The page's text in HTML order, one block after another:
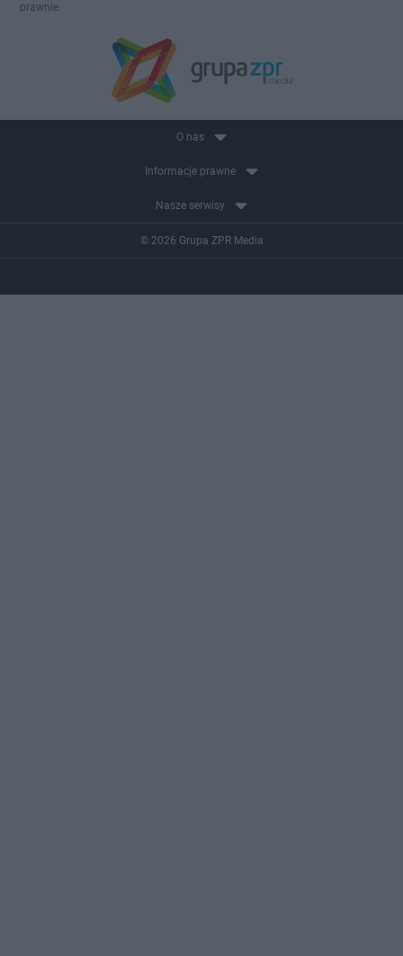
prawnie.
O nas
Informacje prawne
Nasze serwisy
© 2026 Grupa ZPR Media